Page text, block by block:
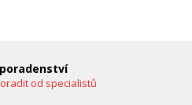
od specialistů